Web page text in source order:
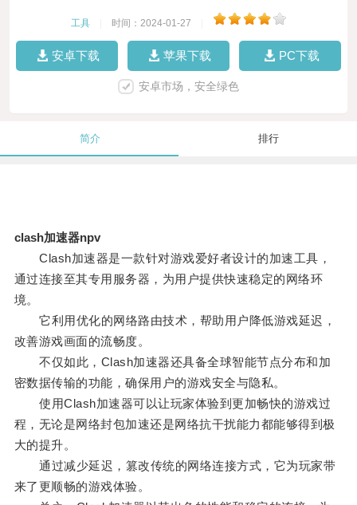
工具 时间：2024-01-27
安卓下载 苹果下载 PC下载
安卓市场，安全绿色
简介 排行
clash加速器npv
Clash加速器是一款针对游戏爱好者设计的加速工具，
通过连接至其专用服务器，为用户提供快速稳定的网络环
境。
它利用优化的网络路由技术，帮助用户降低游戏延迟，
改善游戏画面的流畅度。
不仅如此，Clash加速器还具备全球智能节点分布和加
密数据传输的功能，确保用户的游戏安全与隐私。
使用Clash加速器可以让玩家体验到更加畅快的游戏过
程，无论是网络封包加速还是网络抗干扰能力都能够得到极
大的提升。
通过减少延迟，篡改传统的网络连接方式，它为玩家带
来了更顺畅的游戏体验。